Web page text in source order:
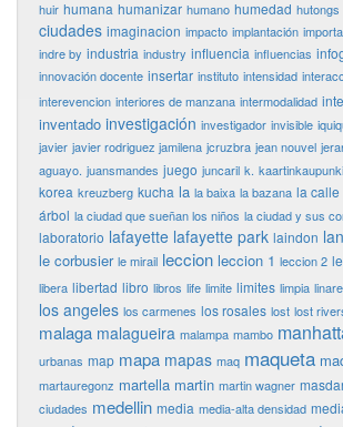
huir humana humanizar humano humedad hutongs
ciudades imaginacion impacto implantación
indre by industria industry influencia influencias
innovación docente insertar instituto intensidad
interevencion interiores de manzana intermodalidad
inventado investigación investigador invisible
javier javier rodriguez jamilena jcruzbra jean nouvel
aguayo. juansmandes juego juncaril k. kaartinkaupunki
korea kreuzberg kucha la la baixa la bazana la calle
árbol la ciudad que sueñan los niños la ciudad y sus
laboratorio lafayette lafayette park laindon
le corbusier le mirail leccion leccion 1 leccion 2
libera libertad libro libros life limite limites limpia
los angeles los carmenes los rosales lost lost
malaga malagueira malampa mambo
urbanas map mapa mapas maq maqueta
martauregonz martella martin martin wagner
ciudades medellin media media-alta densidad